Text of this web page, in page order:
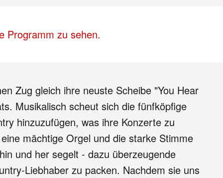
Programm zu sehen.
Zug gleich ihre neuste Scheibe "You Hear
Musikalisch scheut sich die fünfköpfige
hinzuzufügen, was ihre Konzerte zu
mächtige Orgel und die starke Stimme
und her segelt - dazu überzeugende
Liebhaber zu packen. Nachdem sie uns